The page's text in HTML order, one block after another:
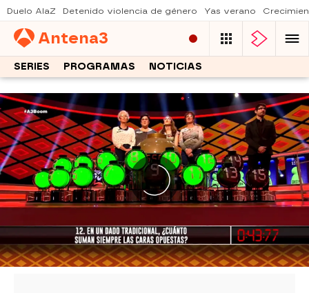
Duelo AlaZ Detenido violencia de género Yas verano
Antena3
SERIES PROGRAMAS NOTICIAS